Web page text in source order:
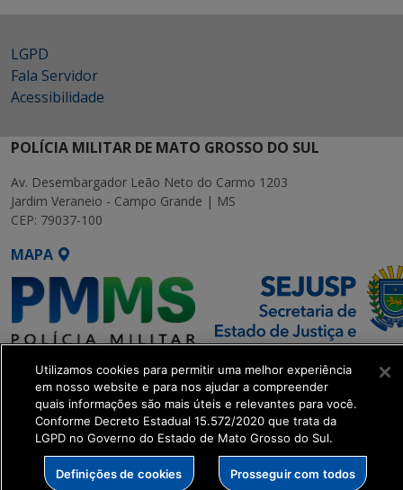
LGPD
Fala Servidor
Acessibilidade
POLÍCIA MILITAR DE MATO GROSSO DO SUL
Av. Desembargador Leão Neto do Carmo 1203
Jardim Veraneio - Campo Grande | MS
CEP: 79037-100
MAPA
SETDIG | Secretaria-Executiva
de Transformação Digital
get_footer();
Utilizamos cookies para permitir uma melhor experiência
em nosso website e para nos ajudar a compreender
quais informações são mais úteis e relevantes para você.
Conforme Decreto Estadual 15.572/2020 que trata da
LGPD no Governo do Estado de Mato Grosso do Sul.
Definições de cookies Prosseguir com todos